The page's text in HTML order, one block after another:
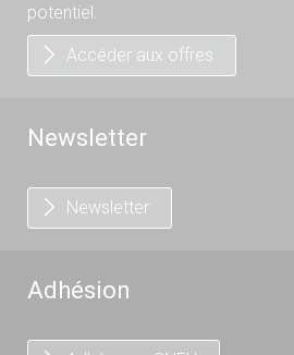
potentiel.
Accéder aux offres
Newsletter
Newsletter
Adhésion